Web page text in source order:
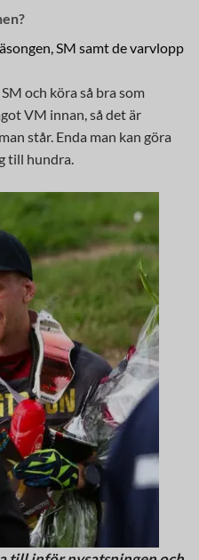
SM samt de varvlopp
och köra så bra som
VM innan, så det är
står. Enda man kan göra
till hundra.